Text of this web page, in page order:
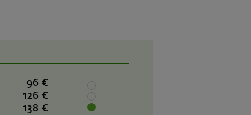
96 €
126 €
138 €